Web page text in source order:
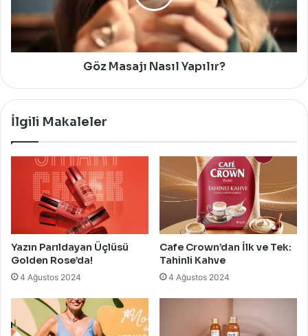
Göz Masajı Nasıl Yapılır?
İlgili Makaleler
Yazın Parıldayan Üçlüsü
Golden Rose’da!
4 Ağustos 2024
Cafe Crown’dan İlk ve Tek:
Tahinli Kahve
4 Ağustos 2024